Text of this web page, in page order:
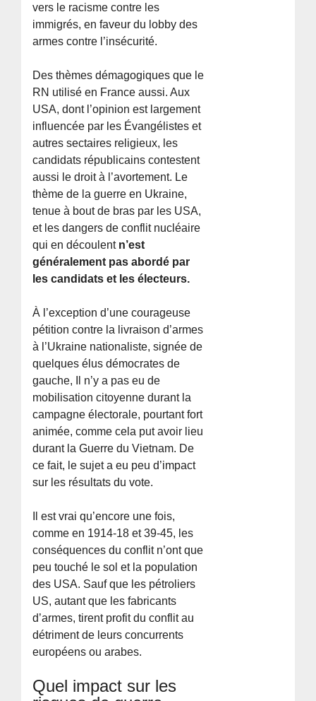
vers le racisme contre les
immigrés, en faveur du lobby des
armes contre l’insécurité.
Des thèmes démagogiques que le
RN utilisé en France aussi. Aux
USA, dont l’opinion est largement
influencée par les Évangélistes et
autres sectaires religieux, les
candidats républicains contestent
aussi le droit à l’avortement. Le
thème de la guerre en Ukraine,
tenue à bout de bras par les USA,
et les dangers de conflit nucléaire
qui en découlent n’est
généralement pas abordé par
les candidats et les électeurs.
À l’exception d’une courageuse
pétition contre la livraison d’armes
à l’Ukraine nationaliste, signée de
quelques élus démocrates de
gauche, Il n’y a pas eu de
mobilisation citoyenne durant la
campagne électorale, pourtant fort
animée, comme cela put avoir lieu
durant la Guerre du Vietnam. De
ce fait, le sujet a eu peu d’impact
sur les résultats du vote.
Il est vrai qu’encore une fois,
comme en 1914-18 et 39-45, les
conséquences du conflit n’ont que
peu touché le sol et la population
des USA. Sauf que les pétroliers
US, autant que les fabricants
d’armes, tirent profit du conflit au
détriment de leurs concurrents
européens ou arabes.
Quel impact sur les